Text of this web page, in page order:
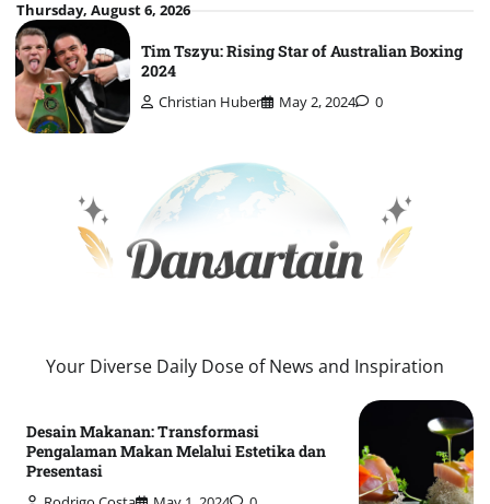
Skip
to
content
Thursday, August 6, 2026
Tim Tszyu: Rising Star of Australian Boxing
2024
Christian Huber May 2, 2024 0
Your Diverse Daily Dose of News and Inspiration
Desain Makanan: Transformasi
Pengalaman Makan Melalui Estetika dan
Presentasi